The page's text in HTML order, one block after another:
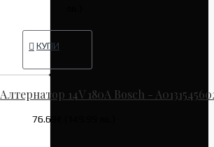
КУПИ
Алтернатор 14V 180A Bosch -
76.69€ (149.99 лв.)